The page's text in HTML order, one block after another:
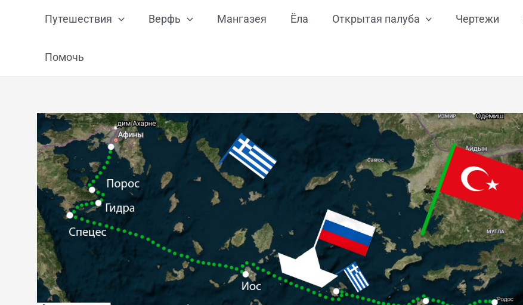
Путешествия Верфь Мангазея Ёла Открытая палуба Чертежи
Помочь